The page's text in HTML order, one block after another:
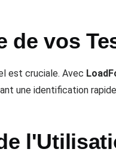
de vos
est cruciale. Avec
une identification